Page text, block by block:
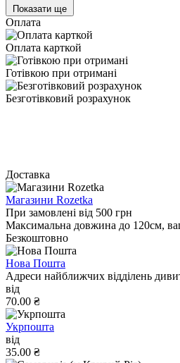
Показати ще
Оплата
Оплата карткой
Готівкою при отримані
Безготівковий розрахунок
Доставка
Магазини Rozetka
При замовлені від 500 грн
Максимальна довжина до 120см,
Безкоштовно
Нова Пошта
Адреси найближчих відділень
від
70.00 ₴
Укрпошта
від
35.00 ₴